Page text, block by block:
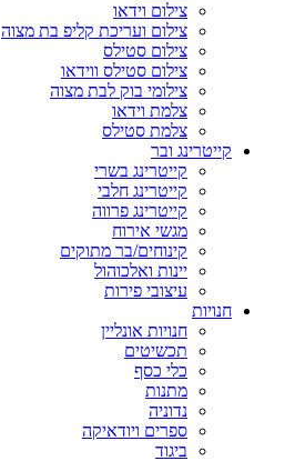
צילום וידאו
צילום ועריכת קליפ בת מצוה
צילום סטילס
צילום סטילס ווידאו
צילומי בוק לבת מצוה
צלמת וידאו
צלמת סטילס
קייטרינג ובר
קייטרינג בשרי
קייטרינג חלבי
קייטרינג פרווה
מגשי אירוח
קינוחים/בר מתוקים
יינות ואלכוהול
עיצובי פירות
חנויות
חנויות אונליין
תכשיטים
כלי כסף
מתנות
נדוניה
ספרים ויודאיקה
ביגוד